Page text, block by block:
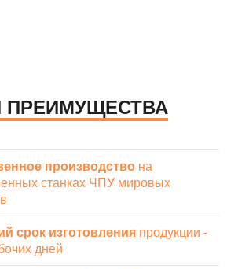
производство на
станках ЧПУ мировых
срок изготовления продукции -
дней